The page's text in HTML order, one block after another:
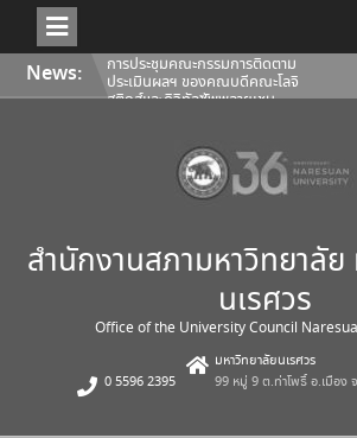
Skip
content
News: การประชุมคณะกรรมการติดตาม
ประเมินผลฯ ของคณบดีคณะโลจิ
สติกส์และดิจิทัลซัพพลายเชน
ครั้งที่ 350 (8/2569) วันเสาร์ที่ 1
สิงหาคม 2569
การประชุมคณะกรรมการติดตาม
ประเมินผลฯ ของคณบดีคณะ
สำนักงานสภามหาวิทยาลัย
นเรศวร
Office of the University Council
0 5596 2395
มหาวิทยาลัยนเรศวร
99 หมู่ 9 ต.ท่าโพธิ์ อ.เมือ